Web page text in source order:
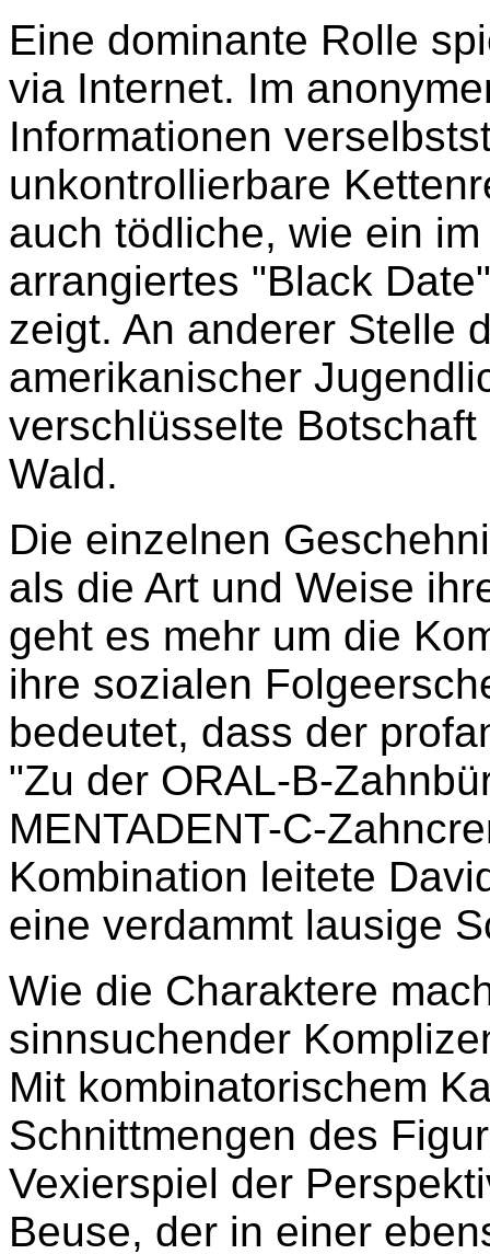
Eine dominante Rolle
via Internet. Im
Informationen
unkontrollierbare
auch tödliche, wie ein
arrangiertes "Black
zeigt. An anderer Stelle
amerikanischer
verschlüsselte
Wald.
Die einzelnen
als die Art und Weise
geht es mehr um die
ihre sozialen
bedeutet, dass der
"Zu der ORAL-B-
MENTADENT-C-
Kombination leitete
eine verdammt lausige
Wie die Charaktere
sinnsuchender
Mit kombinatorischem
Schnittmengen des
Vexierspiel der
Beuse, der in einer